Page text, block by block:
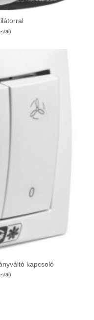
val)
kapcsoló
val)